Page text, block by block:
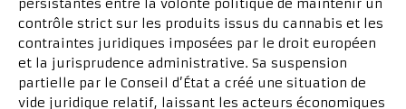
persistantes entre la volonté politique de maintenir un
contrôle strict sur les produits issus du cannabis et les
contraintes juridiques imposées par le droit européen
et la jurisprudence administrative. Sa suspension
partielle par le Conseil d’État a créé une situation de
vide juridique relatif, laissant les acteurs économiques